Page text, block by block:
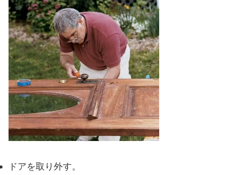
ドアを取り外す。